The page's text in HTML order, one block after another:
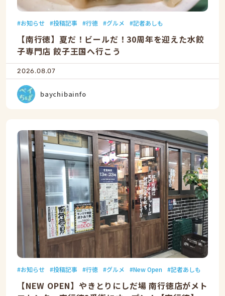
お知らせ 投稿記事 行徳 グルメ 記者あしも
【南行徳】夏だ！ビールだ！30周年を迎えた水餃
子専門店 餃子王国へ行こう
2026.08.07
baychibainfo
お知らせ 投稿記事 行徳 グルメ New Open 記者あしも
【NEW OPEN】やきとりにしだ場 南行徳店がメト